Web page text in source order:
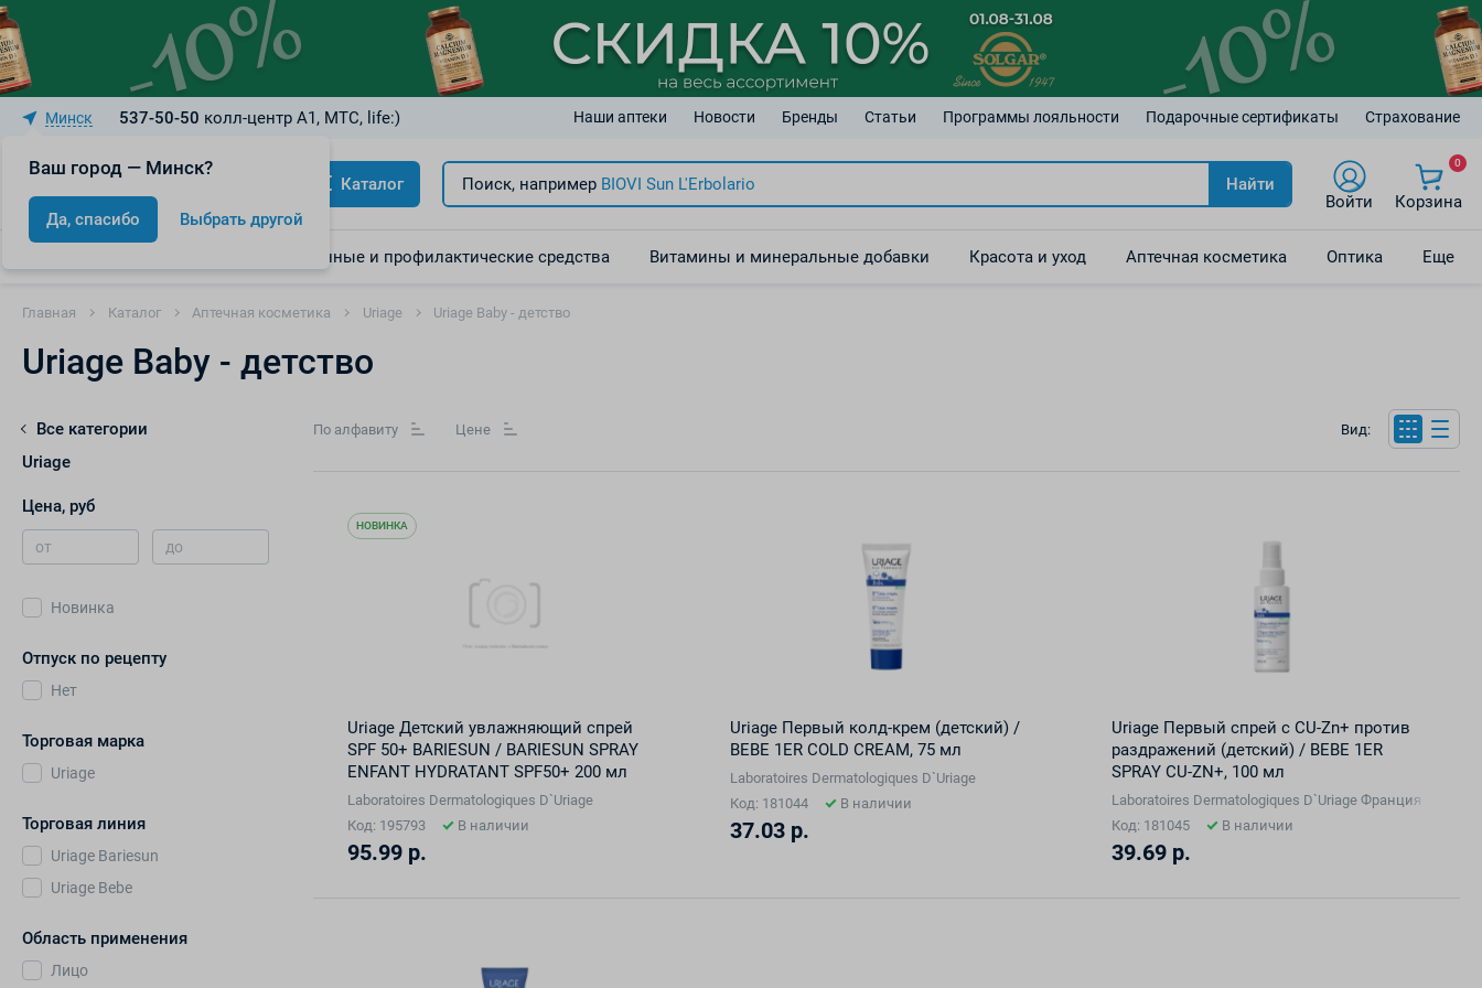
Минск
Ваш город — Минск?
Да, спасибо Выбрать другой
537-50-50 колл-центр A1, МТС, life:) Наши аптеки Новости Бренды Статьи Программы лояльности Подарочные сертификаты Страхование
Каталог Поиск, например BIOVI Sun L'Erbolario
Найти
Войти
0
Корзина
Лекарственные и профилактические средства Витамины и минеральные добавки Красота и уход Аптечная косметика Оптика Еще
Главная Каталог Аптечная косметика Uriage Uriage Baby - детство
Uriage Baby - детство
Все категории
Uriage
Цена, руб
от до
Новинка
Отпуск по рецепту
Нет
Торговая марка
Uriage
Торговая линия
Uriage Bariesun
Uriage Bebe
Область применения
Лицо
По алфавиту Цене Вид:
НОВИНКА
Uriage Детский увлажняющий спрей
SPF 50+ BARIESUN / BARIESUN SPRAY
ENFANT HYDRATANT SPF50+ 200 мл
Laboratoires Dermatologiques D`Uriage
Код: 195793
В наличии
95.99 р.
Uriage Первый колд-крем (детский) /
BEBE 1ER COLD CREAM, 75 мл
Laboratoires Dermatologiques D`Uriage
Код: 181044
В наличии
37.03 р.
Uriage Первый спрей с CU-Zn+ против
раздражений (детский) / BEBE 1ER
SPRAY CU-ZN+, 100 мл
Laboratoires Dermatologiques D`Uriage Франция (завод
Код: 181045
В наличии
39.69 р.